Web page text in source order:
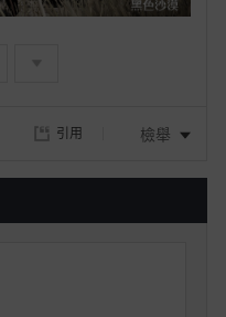
引用 檢舉